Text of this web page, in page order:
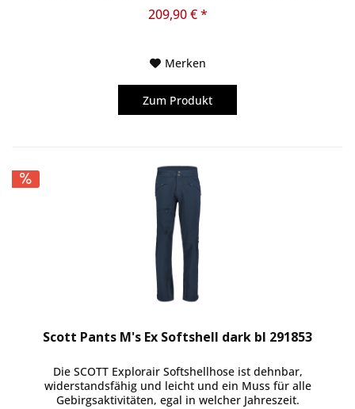
209,90 € *
Merken
Zum Produkt
Scott Pants M's Ex Softshell dark bl 291853
Die SCOTT Explorair Softshellhose ist dehnbar,
widerstandsfähig und leicht und ein Muss für alle
Gebirgsaktivitäten, egal in welcher Jahreszeit.